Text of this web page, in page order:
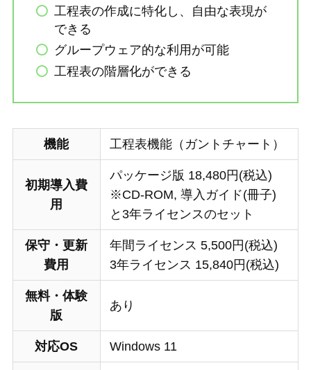
工程表の作成に特化し、自由な表現が
できる
グループウェア的な利用が可能
工程表の階層化ができる
機能 工程表機能（ガントチャート）
初期導入費
用
パッケージ版 18,480円(税込)
※CD-ROM, 導入ガイド(冊子)
と3年ライセンスのセット
保守・更新
費用
年間ライセンス 5,500円(税込)
3年ライセンス 15,840円(税込)
無料・体験
版
あり
対応OS Windows 11